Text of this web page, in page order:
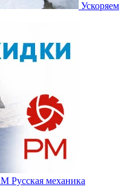
Ускоряем
Русская механика